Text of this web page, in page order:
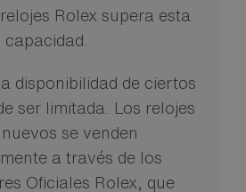
Rolex supera esta
capacidad.
disponibilidad de ciertos
ser limitada. Los relojes
se venden
a través de los
Oficiales Rolex, que